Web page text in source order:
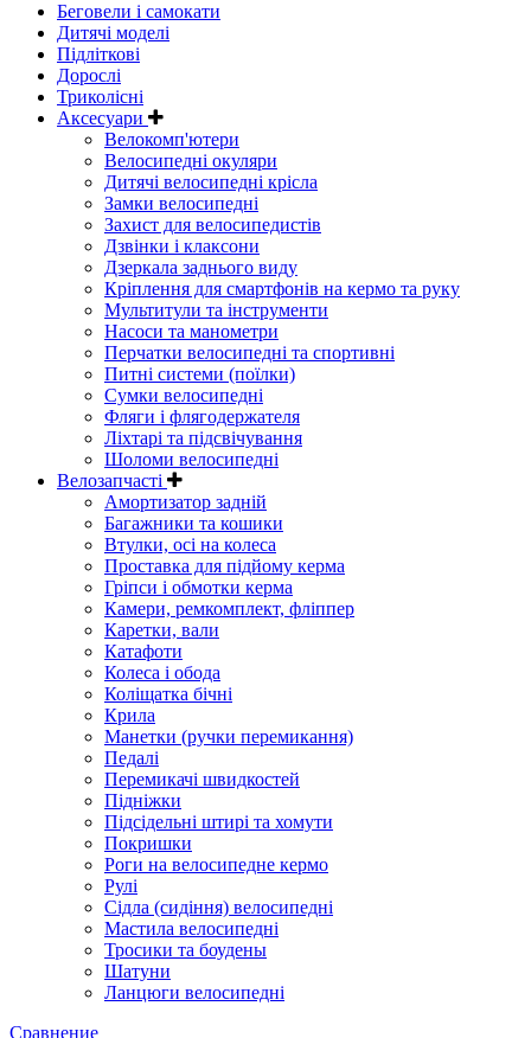
Беговели і самокати
Дитячі моделі
Підліткові
Дорослі
Триколісні
Аксесуари
Велокомп'ютери
Велосипедні окуляри
Дитячі велосипедні крісла
Замки велосипедні
Захист для велосипедистів
Дзвінки і клаксони
Дзеркала заднього виду
Кріплення для смартфонів на кермо та руку
Мультитули та інструменти
Насоси та манометри
Перчатки велосипедні та спортивні
Питні системи (поїлки)
Сумки велосипедні
Фляги і флягодержателя
Ліхтарі та підсвічування
Шоломи велосипедні
Велозапчасті
Амортизатор задній
Багажники та кошики
Втулки, осі на колеса
Проставка для підйому керма
Гріпси і обмотки керма
Камери, ремкомплект, фліппер
Каретки, вали
Катафоти
Колеса і обода
Коліщатка бічні
Крила
Манетки (ручки перемикання)
Педалі
Перемикачі швидкостей
Підніжки
Підсідельні штирі та хомути
Покришки
Роги на велосипедне кермо
Рулі
Сідла (сидіння) велосипедні
Мастила велосипедні
Тросики та боудены
Шатуни
Ланцюги велосипедні
Сравнение